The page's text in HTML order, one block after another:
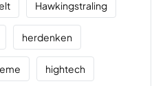
Hawkingstraling
herdenken
hightech